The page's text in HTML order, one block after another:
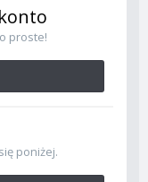
proste!
poniżej.